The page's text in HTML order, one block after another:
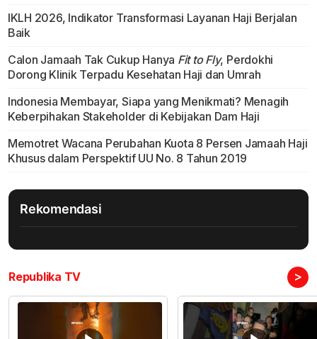
IKLH 2026, Indikator Transformasi Layanan Haji Berjalan
Baik
Calon Jamaah Tak Cukup Hanya Fit to Fly, Perdokhi
Dorong Klinik Terpadu Kesehatan Haji dan Umrah
Indonesia Membayar, Siapa yang Menikmati? Menagih
Keberpihakan Stakeholder di Kebijakan Dam Haji
Memotret Wacana Perubahan Kuota 8 Persen Jamaah Haji
Khusus dalam Perspektif UU No. 8 Tahun 2019
Rekomendasi
Republika TV >